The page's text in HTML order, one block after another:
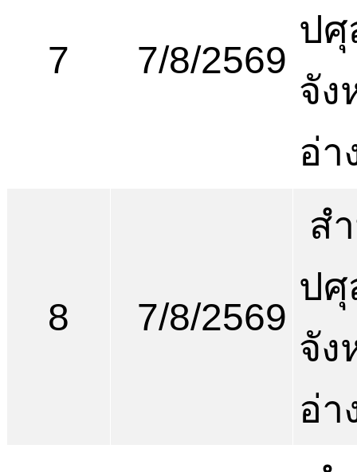
7 7/8/2569
ปศุ
จัง
อ่า
8 7/8/2569
ส
ปศุ
จัง
อ่า